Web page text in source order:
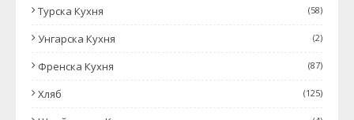
Турска Кухня (58)
Унгарска Кухня (2)
Френска Кухня (87)
Хляб (125)